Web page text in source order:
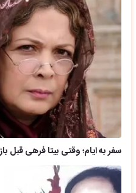
سفر به ایام؛ وقتی بیتا فرهی قبل